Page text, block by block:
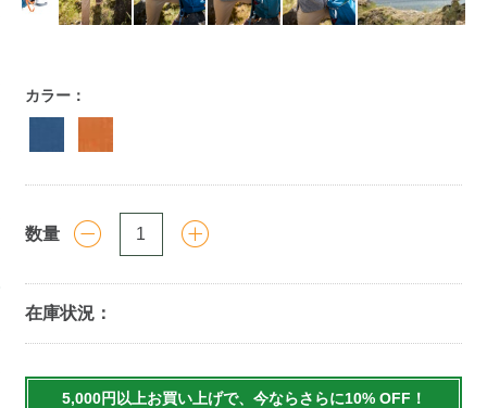
https://www.llbean.co.jp/outdoor/camp-
hiking/backpack/g/P130016.html
カラー：
数量
在庫状況：
to
5,000円以上お買い上げで、今ならさらに10% OFF！